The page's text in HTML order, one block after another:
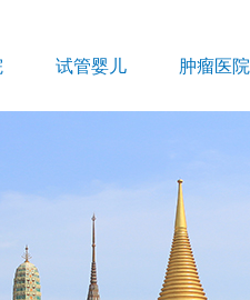
试管婴儿 肿瘤医院